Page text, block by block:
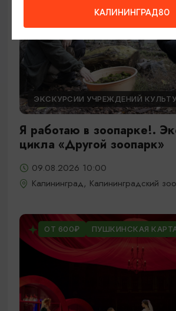
ЭКСКУРСИИ УЧРЕЖДЕНИЙ
Я работаю в зоопарке!.
цикла «Другой зоопарк»
09.08.2026 10:00
Калининград, Калининградский
ОТ 600₽ ПУШКИНСКАЯ
КАЛИНИНГРАД80